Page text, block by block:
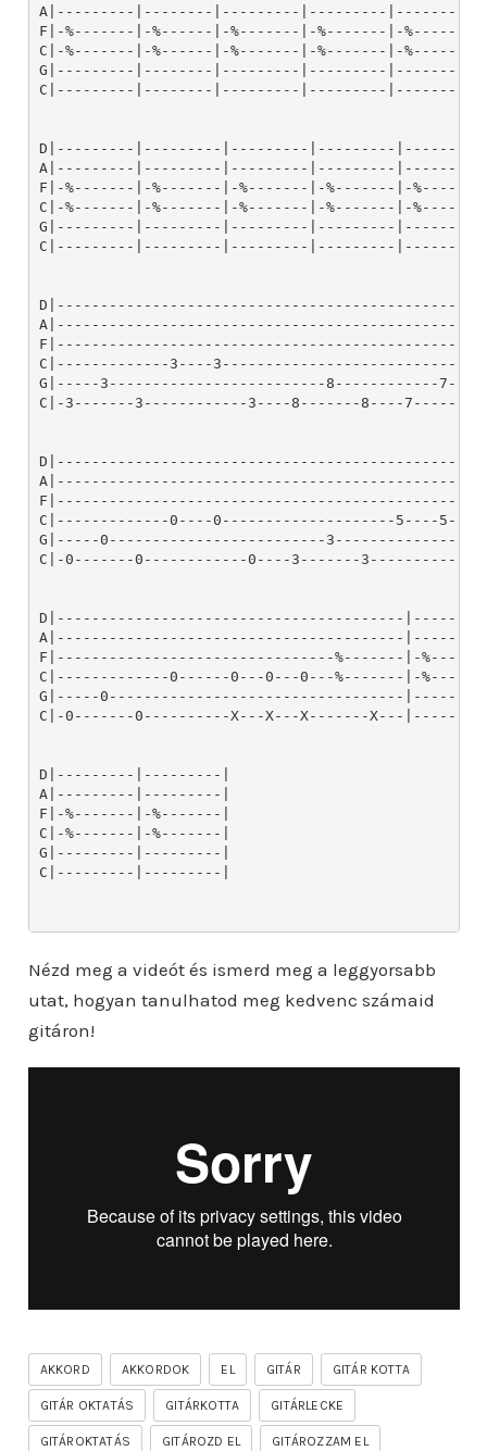
Nézd meg a videót és ismerd meg a leggyorsabb
utat, hogyan tanulhatod meg kedvenc számaid
gitáron!
AKKORD AKKORDOK EL GITÁR GITÁR KOTTA
GITÁR OKTATÁS GITÁRKOTTA GITÁRLECKE
GITÁROKTATÁS GITÁROZD EL GITÁROZZAM EL